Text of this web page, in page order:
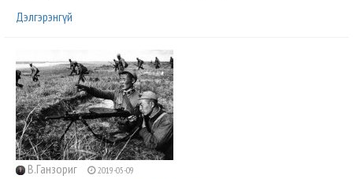
Дэлгэрэнгүй
В.Ганзориг 2019-05-09